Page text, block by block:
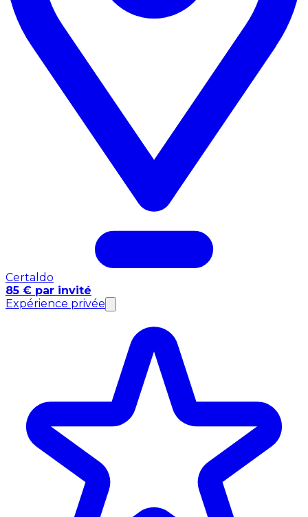
Certaldo
85 € par invité
Expérience privée